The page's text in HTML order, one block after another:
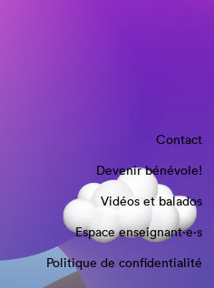
Contact
Devenir bénévole!
Vidéos et balados
Espace enseignant·e⋅s
Politique de confidentialité